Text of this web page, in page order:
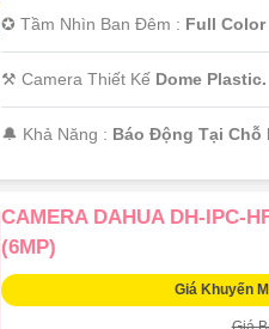
✪ Tầm Nhìn Ban Đêm : Full Color
⚒ Camera Thiết Kế Dome Plastic.
️🔔 Khả Năng : Báo Động Tại Chỗ
CAMERA DAHUA DH-IPC-
(6MP)
Giá Khuyến